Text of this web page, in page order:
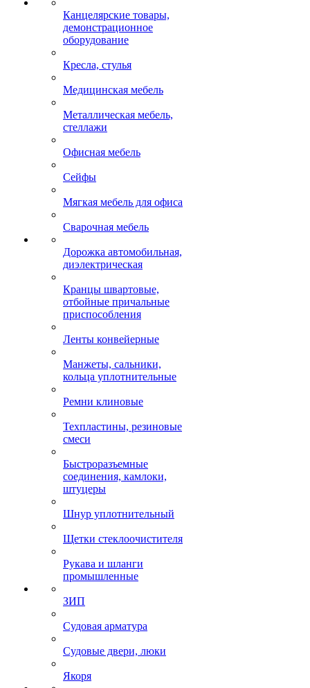
Канцелярские товары,
демонстрационное
оборудование
Кресла, стулья
Медицинская мебель
Металлическая мебель,
стеллажи
Офисная мебель
Сейфы
Мягкая мебель для офиса
Сварочная мебель
Дорожка автомобильная,
диэлектрическая
Кранцы швартовые,
отбойные причальные
приспособления
Ленты конвейерные
Манжеты, сальники,
кольца уплотнительные
Ремни клиновые
Техпластины, резиновые
смеси
Быстроразъемные
соединения, камлоки,
штуцеры
Шнур уплотнительный
Щетки стеклоочистителя
Рукава и шланги
промышленные
ЗИП
Судовая арматура
Судовые двери, люки
Якоря